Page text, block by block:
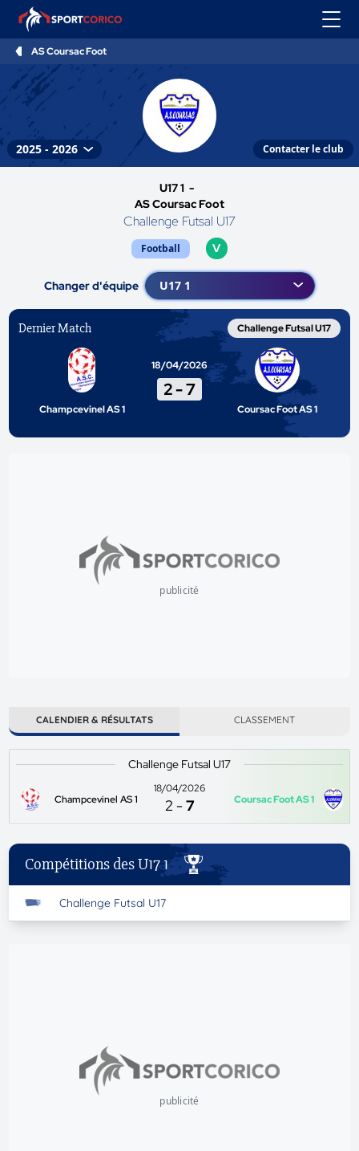
AS Coursac Foot
Contacter le club
U17 1 -
AS Coursac Foot
Challenge Futsal U17
Football V
Changer d'équipe
Dernier Match Challenge Futsal U17
Champcevinel AS 1
18/04/2026
2-7
Coursac Foot AS 1
publicité
CALENDIER & RÉSULTATS CLASSEMENT
Challenge Futsal U17
Champcevinel AS 1
18/04/2026
2 -7 Coursac Foot AS 1
Compétitions des U17 1
Challenge Futsal U17
publicité